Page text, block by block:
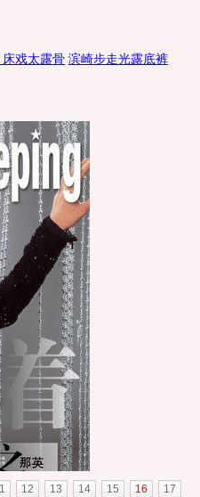
戏太露骨 滨崎步走光露底裤
12 13 14 15 16
17